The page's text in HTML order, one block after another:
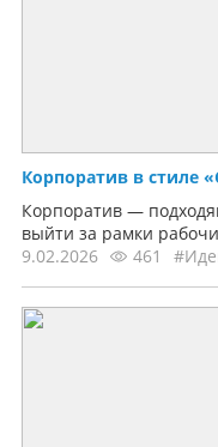
Корпоратив в стиле
Корпоратив —
выйти за рамки
9.02.2026
461